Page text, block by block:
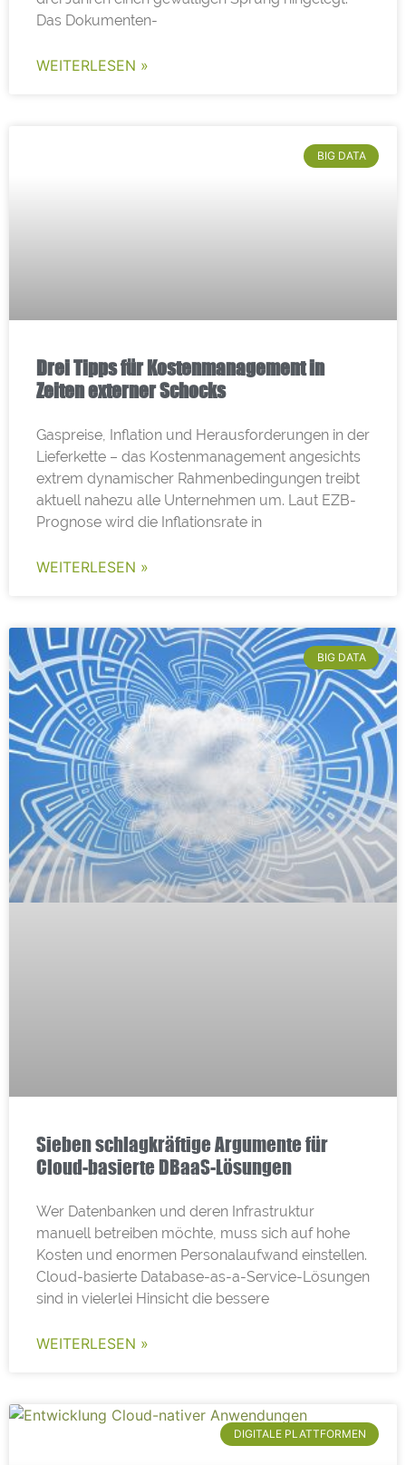
Das Dokumenten-
WEITERLESEN »
BIG DATA
Drei Tipps für Kostenmanagement in
Zeiten externer Schocks
Gaspreise, Inflation und Herausforderungen in der
Lieferkette – das Kostenmanagement angesichts
extrem dynamischer Rahmenbedingungen treibt
aktuell nahezu alle Unternehmen um. Laut EZB-
Prognose wird die Inflationsrate in
WEITERLESEN »
BIG DATA
Sieben schlagkräftige Argumente für
Cloud-basierte DBaaS-Lösungen
Wer Datenbanken und deren Infrastruktur
manuell betreiben möchte, muss sich auf hohe
Kosten und enormen Personalaufwand einstellen.
Cloud-basierte Database-as-a-Service-Lösungen
sind in vielerlei Hinsicht die bessere
WEITERLESEN »
DIGITALE PLATTFORMEN